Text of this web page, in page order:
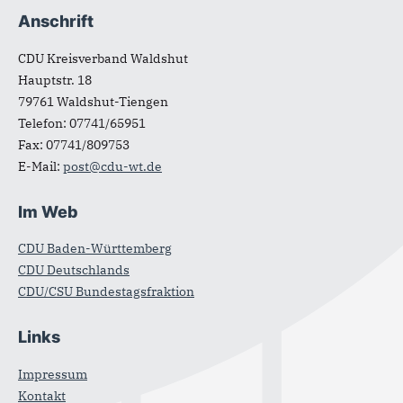
Fußbereich
Anschrift
CDU Kreisverband Waldshut
Hauptstr. 18
79761 Waldshut-Tiengen
Telefon: 07741/65951
Fax: 07741/809753
E-Mail: post@cdu-wt.de
Im Web
CDU Baden-Württemberg
CDU Deutschlands
CDU/CSU Bundestagsfraktion
Links
Impressum
Kontakt